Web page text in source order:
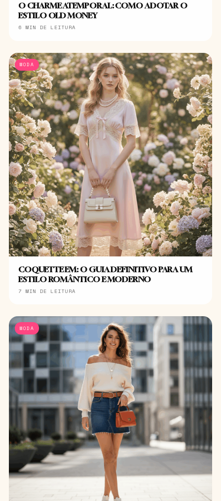
O CHARME ATEMPORAL: COMO ADOTAR O
ESTILO OLD MONEY
6 MIN DE LEITURA
MODA
COQUETTE EM: O GUIA DEFINITIVO PARA UM
ESTILO ROMÂNTICO E MODERNO
7 MIN DE LEITURA
MODA